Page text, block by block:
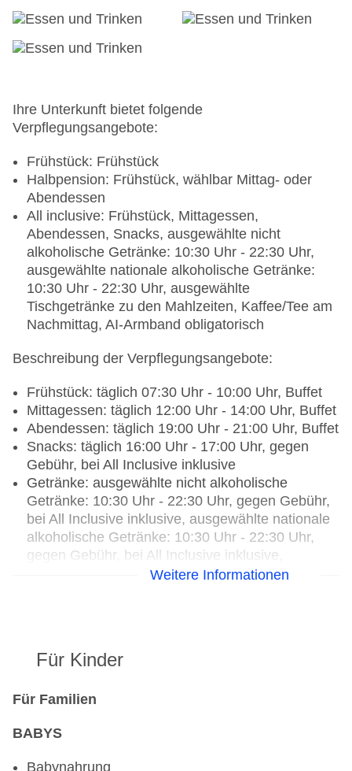
Ihre Unterkunft bietet folgende
Verpflegungsangebote:
Frühstück: Frühstück
Halbpension: Frühstück, wählbar Mittag- oder
Abendessen
All inclusive: Frühstück, Mittagessen,
Abendessen, Snacks, ausgewählte nicht
alkoholische Getränke: 10:30 Uhr - 22:30 Uhr,
ausgewählte nationale alkoholische Getränke:
10:30 Uhr - 22:30 Uhr, ausgewählte
Tischgetränke zu den Mahlzeiten, Kaffee/Tee am
Nachmittag, AI-Armband obligatorisch
Beschreibung der Verpflegungsangebote:
Frühstück: täglich 07:30 Uhr - 10:00 Uhr, Buffet
Mittagessen: täglich 12:00 Uhr - 14:00 Uhr, Buffet
Abendessen: täglich 19:00 Uhr - 21:00 Uhr, Buffet
Snacks: täglich 16:00 Uhr - 17:00 Uhr, gegen
Gebühr, bei All Inclusive inklusive
Getränke: ausgewählte nicht alkoholische
Getränke: 10:30 Uhr - 22:30 Uhr, gegen Gebühr,
bei All Inclusive inklusive, ausgewählte nationale
alkoholische Getränke: 10:30 Uhr - 22:30 Uhr,
gegen Gebühr, bei All Inclusive inklusive,
ausgewählte Tischgetränke zu den Mahlzeiten:
Hauptrestaurant „All Incluvise Restaurant“:
Babynahrung, Biolebensmittel, Diätküche,
lactosefreie Gerichte, leichte Gerichte, saisonale
Weitere Informationen
Für Kinder
Für Familien
BABYS
Babynahrung